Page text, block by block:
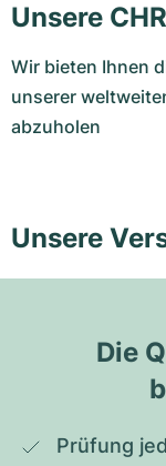
Unsere
Wir bieten Ihnen
unserer
abzuholen
Unsere
Die
Prüfung